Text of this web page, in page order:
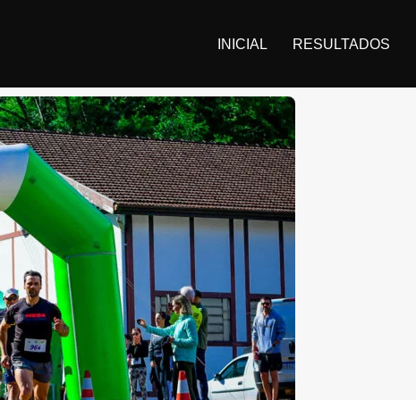
INICIAL RESULTADOS